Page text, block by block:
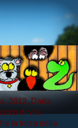
2012, Darla
di vita
la forza della